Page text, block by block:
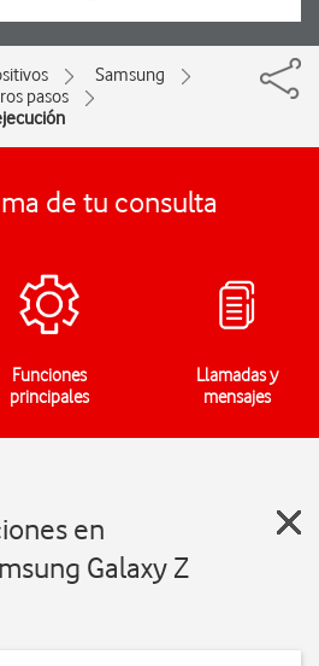
Samsung
pasos
de tu consulta
Funciones
principales
Llamadas y
mensajes
en
Galaxy Z